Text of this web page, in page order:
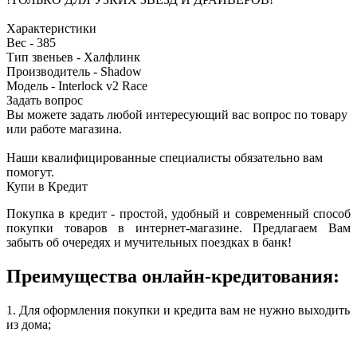
Характеристики
Вес - 385
Тип звеньев - Халфлинк
Производитель - Shadow
Модель - Interlock v2 Race
Задать вопрос
Вы можете задать любой интересующий вас вопрос по товару
или работе магазина.
Наши квалифицированные специалисты обязательно вам
помогут.
Купи в Кредит
Покупка в кредит - простой, удобный и современный способ
покупки товаров в интернет-магазине. Предлагаем Вам
забыть об очередях и мучительных поездках в банк!
Преимущества онлайн-кредитования:
1. Для оформления покупки и кредита вам не нужно выходить
из дома;